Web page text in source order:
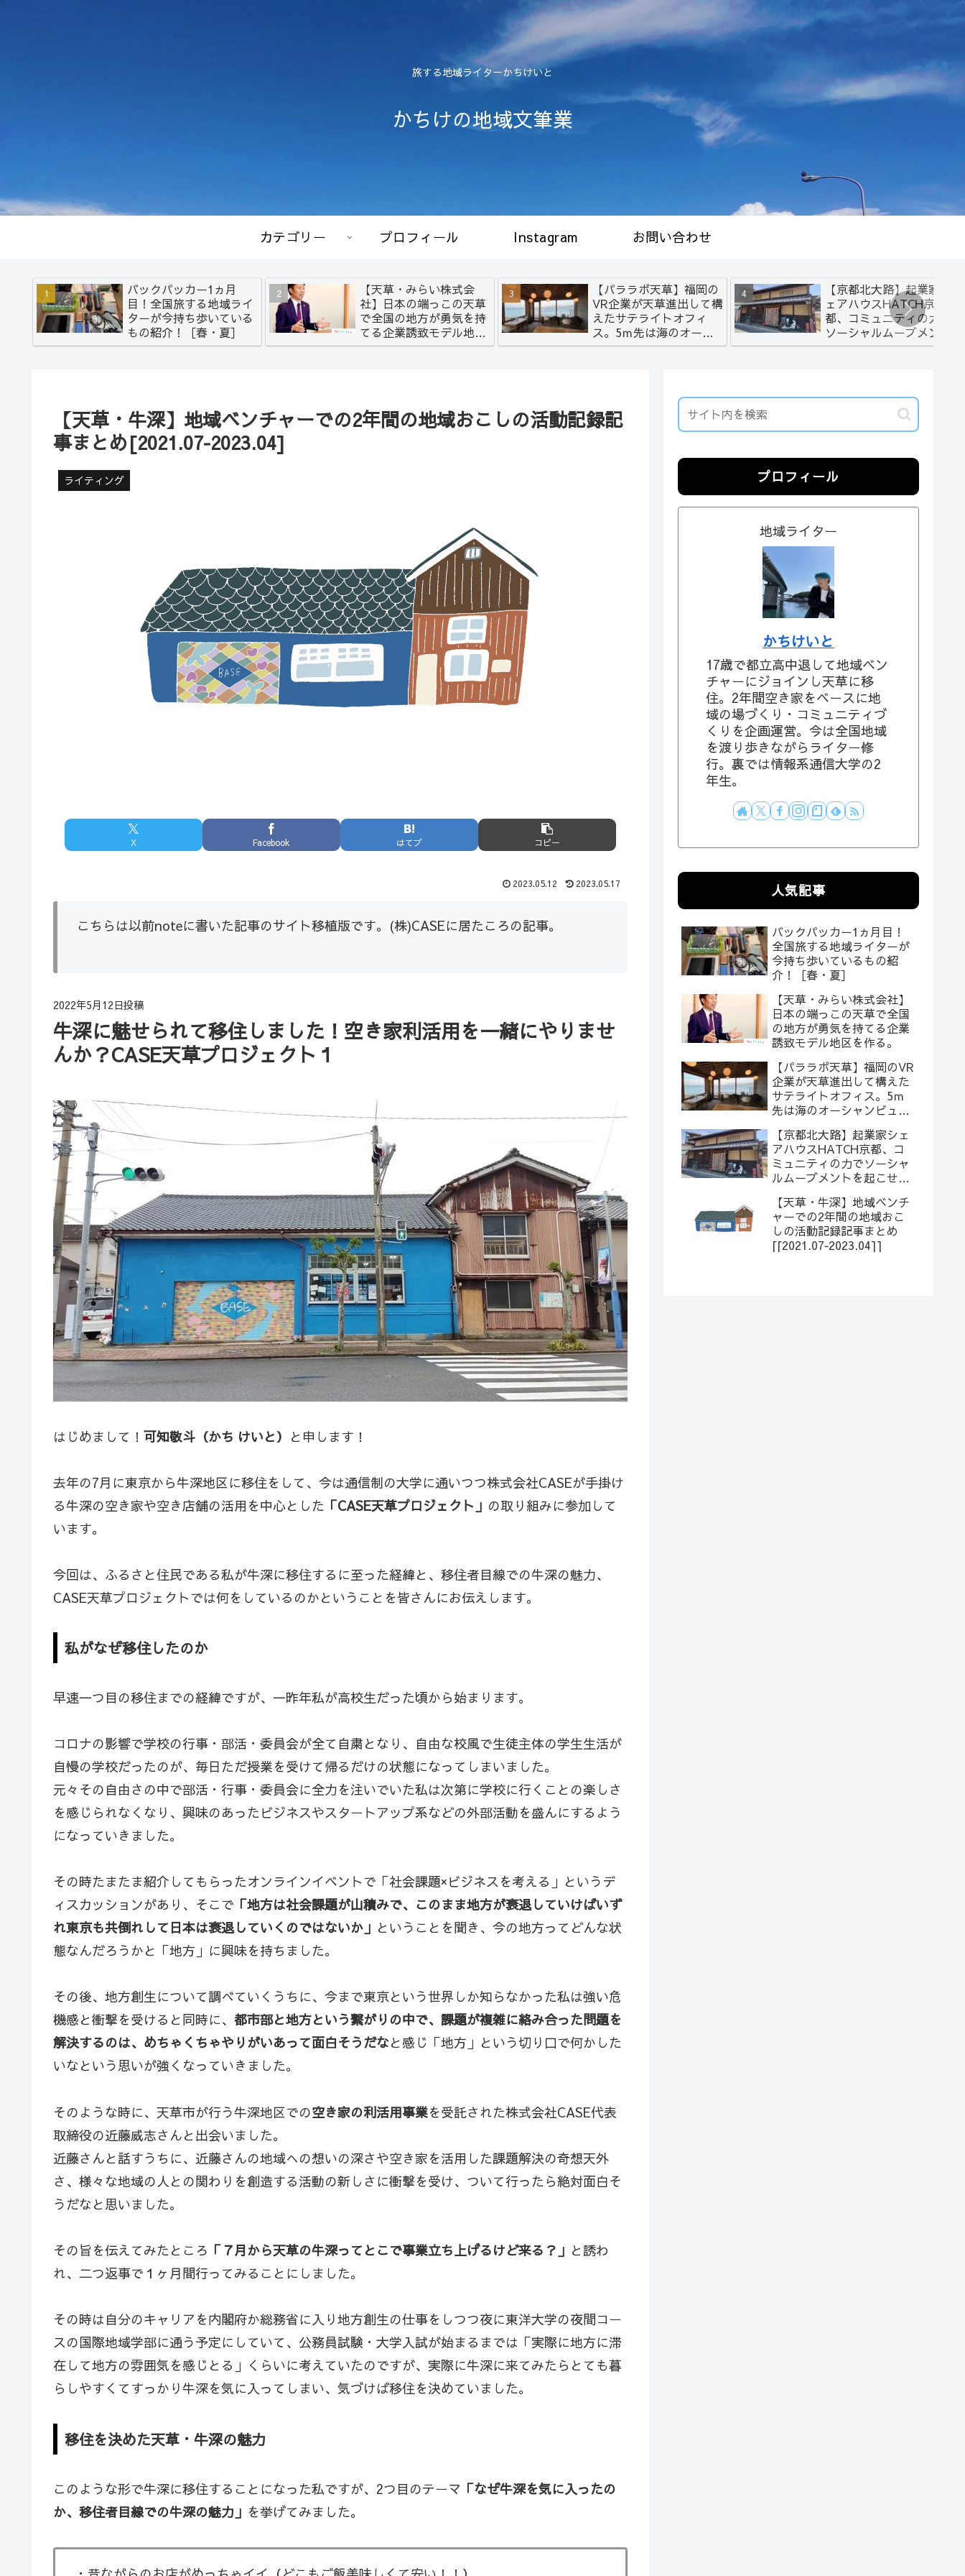
旅する地域ライターかちけいと
かちけの地域文筆業
カテゴリー プロフィール Instagram お問い合わせ
バックパッカー1ヵ月
目！全国旅する地域ライ
ターが今持ち歩いている
もの紹介！［春・夏］
【天草・みらい株式会
社】日本の端っこの天草
で全国の地方が勇気を持
てる企業誘致モデル地区
を作る。
【パララボ天草】福岡の
VR企業が天草進出して構
えたサテライトオフィ
ス。5ｍ先は海のオーシ
ャンビューコワーキン
【京都北大路】起業家シ
ェアハウスHATCH京
都、コミュニティの力で
ソーシャルムーブメント
を起こせ！[[5/9-5/15]]
【天草・牛深】地域ベンチャーでの2年間の地域おこしの活動記録記
事まとめ[2021.07‐2023.04]
ライティング
X Facebook はてブ コピー
2023.05.12 2023.05.17
こちらは以前noteに書いた記事のサイト移植版です。(株)CASEに居たころの記事。
2022年5月12日投稿
牛深に魅せられて移住しました！空き家利活用を一緒にやりませ
んか？CASE天草プロジェクト１
はじめまして！ 可知敬斗（かち けいと） と申します！
去年の7月に東京から牛深地区に移住をして、今は通信制の大学に通いつつ株式会社CASEが手掛け
る牛深の空き家や空き店舗の活用を中心とした 「CASE天草プロジェクト」 の取り組みに参加して
います。
今回は、ふるさと住民である私が牛深に移住するに至った経緯と、移住者目線での牛深の魅力、
CASE天草プロジェクトでは何をしているのかということを皆さんにお伝えします。
私がなぜ移住したのか
早速一つ目の移住までの経緯ですが、一昨年私が高校生だった頃から始まります。
コロナの影響で学校の行事・部活・委員会が全て自粛となり、自由な校風で生徒主体の学生生活が
自慢の学校だったのが、毎日ただ授業を受けて帰るだけの状態になってしまいました。
元々その自由さの中で部活・行事・委員会に全力を注いでいた私は次第に学校に行くことの楽しさ
を感じられなくなり、興味のあったビジネスやスタートアップ系などの外部活動を盛んにするよう
になっていきました。
その時たまたま紹介してもらったオンラインイベントで「社会課題×ビジネスを考える」というデ
ィスカッションがあり、そこで 「地方は社会課題が山積みで、このまま地方が衰退していけばいず
れ東京も共倒れして日本は衰退していくのではないか」 ということを聞き、今の地方ってどんな状
態なんだろうかと「地方」に興味を持ちました。
その後、地方創生について調べていくうちに、今まで東京という世界しか知らなかった私は強い危
機感と衝撃を受けると同時に、 都市部と地方という繋がりの中で、課題が複雑に絡み合った問題を
解決するのは、めちゃくちゃやりがいあって面白そうだなと感じ「地方」という切り口で何かした
いなという思いが強くなっていきました。
そのような時に、天草市が行う牛深地区での空き家の利活用事業を受託された株式会社CASE代表
取締役の近藤威志さんと出会いました。
近藤さんと話すうちに、近藤さんの地域への想いの深さや空き家を活用した課題解決の奇想天外
さ、様々な地域の人との関わりを創造する活動の新しさに衝撃を受け、ついて行ったら絶対面白そ
うだなと思いました。
その旨を伝えてみたところ 「７月から天草の牛深ってとこで事業立ち上げるけど来る？」 と誘わ
れ、二つ返事で１ヶ月間行ってみることにしました。
その時は自分のキャリアを内閣府か総務省に入り地方創生の仕事をしつつ夜に東洋大学の夜間コー
スの国際地域学部に通う予定にしていて、公務員試験・大学入試が始まるまでは「実際に地方に滞
在して地方の雰囲気を感じとる」くらいに考えていたのですが、実際に牛深に来てみたらとても暮
らしやすくてすっかり牛深を気に入ってしまい、気づけば移住を決めていました。
移住を決めた天草・牛深の魅力
このような形で牛深に移住することになった私ですが、2つ目のテーマ 「なぜ牛深を気に入ったの
か、移住者目線での牛深の魅力」 を挙げてみました。
プロフィール
地域ライター
かちけいと
17歳で都立高中退して地域ベン
チャーにジョインし天草に移
住。2年間空き家をベースに地
域の場づくり・コミュニティづ
くりを企画運営。今は全国地域
を渡り歩きながらライター修
行。裏では情報系通信大学の2
年生。
人気記事
バックパッカー1ヵ月目！
全国旅する地域ライターが
今持ち歩いているもの紹
介！［春・夏］
【天草・みらい株式会社】
日本の端っこの天草で全国
の地方が勇気を持てる企業
誘致モデル地区を作る。
【パララボ天草】福岡のVR
企業が天草進出して構えた
サテライトオフィス。5ｍ
先は海のオーシャンビュー
【京都北大路】起業家シェ
アハウスHATCH京都、コ
ミュニティの力でソーシャ
ルムーブメントを起こせ！
【天草・牛深】地域ベンチ
ャーでの2年間の地域おこ
しの活動記録記事まとめ
[[2021.07‐2023.04]]